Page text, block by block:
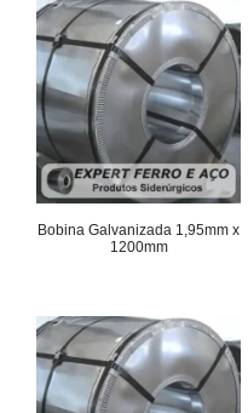
Bobina Galvanizada 1,95mm x
1200mm